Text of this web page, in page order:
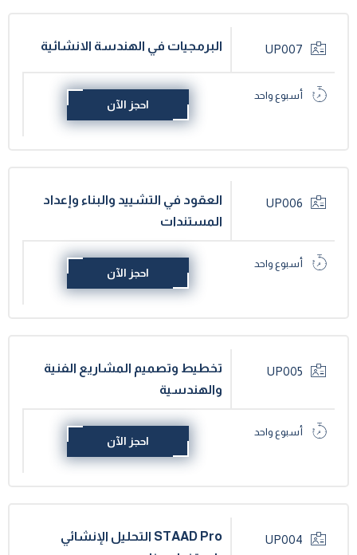
UP007 البرمجيات في الهندسة الانشائية
أسبوع واحد
احجز الآن
UP006
العقود في التشييد والبناء وإعداد
المستندات
أسبوع واحد
احجز الآن
UP005
تخطيط وتصميم المشاريع الفنية
والهندسية
أسبوع واحد
احجز الآن
UP004
STAAD Pro التحليل الإنشائي